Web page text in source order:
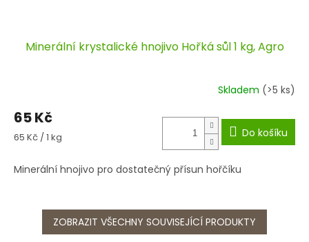
Minerální krystalické hnojivo Hořká sůl 1 kg, Agro
Skladem (>5 ks)
65 Kč
Měrná
65 Kč / 1 kg Do košíku
Minerální hnojivo pro dostatečný přísun hořčíku
ZOBRAZIT VŠECHNY SOUVISEJÍCÍ PRODUKTY